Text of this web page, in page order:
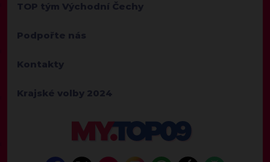
TOP tým Východní Čechy
Podpořte nás
Kontakty
Krajské volby 2024